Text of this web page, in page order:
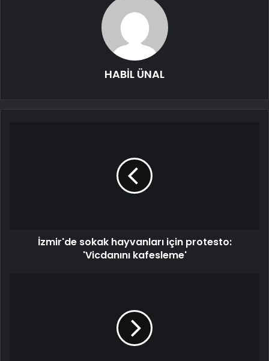
HABİL ÜNAL
İzmir'de sokak hayvanları için protesto:
'Vicdanını kafesleme'